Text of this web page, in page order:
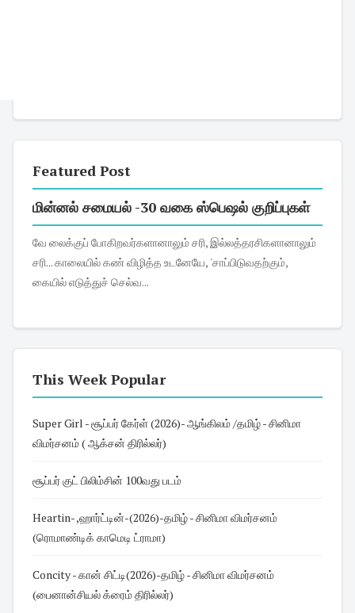
Featured Post
மின்னல் சமையல் -30 வகை ஸ்பெஷல் குறிப்புகள்
வே லைக்குப் போகிறவர்களானாலும் சரி, இல்லத்தரசிகளானாலும்
சரி... காலையில் கண் விழித்த உடனேயே, 'சாப்பிடுவதற்கும்,
கையில் எடுத்துச் செல்வ...
This Week Popular
Super Girl - சூப்பர் கேர்ள் (2026)- ஆங்கிலம் /தமிழ் - சினிமா
விமர்சனம் ( ஆக்சன் திரில்லர்)
சூப்பர் குட் பிலிம்சின் 100வது படம்
Heartin- ,ஹார்ட்டின்-(2026)-தமிழ் - சினிமா விமர்சனம்
(ரொமாண்டிக் காமெடி ட்ராமா)
Concity - கான் சிட்டி(2026)-தமிழ் - சினிமா விமர்சனம்
(பைனான்சியல் க்ரைம் திரில்லர்)